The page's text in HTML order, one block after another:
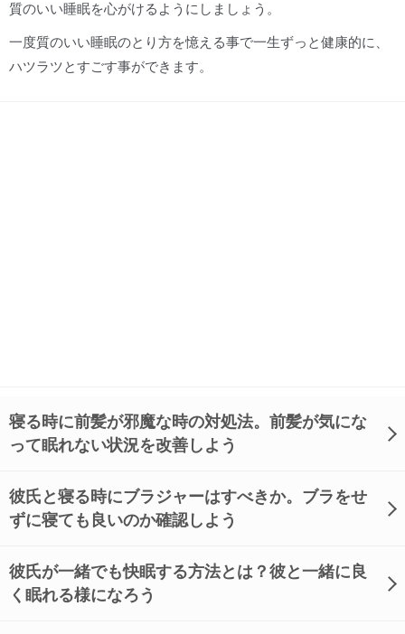
質のいい睡眠を心がけるようにしましょう。
一度質のいい睡眠のとり方を憶える事で一生ずっと健康的に、
ハツラツとすごす事ができます。
寝る時に前髪が邪魔な時の対処法。前髪が気にな
って眠れない状況を改善しよう
彼氏と寝る時にブラジャーはすべきか。ブラをせ
ずに寝ても良いのか確認しよう
彼氏が一緒でも快眠する方法とは？彼と一緒に良
く眠れる様になろう